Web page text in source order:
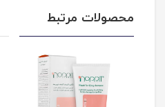
محصولات مرتبط